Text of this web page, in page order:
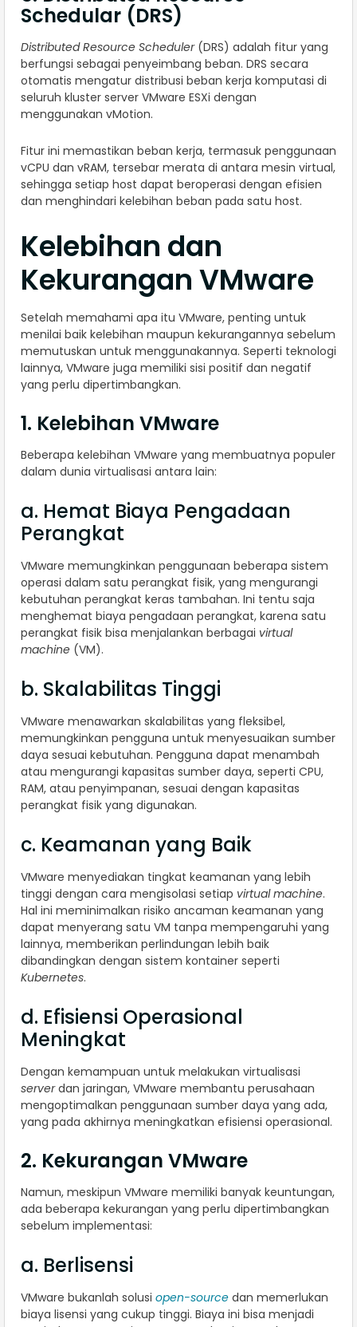
Schedular (DRS)
Distributed Resource Scheduler(DRS) adalah fitur yang
berfungsi sebagai penyeimbang beban. DRS secara
otomatis mengatur distribusi beban kerja komputasi di
seluruh kluster server VMware ESXi dengan
menggunakan vMotion.
Fitur ini memastikan beban kerja, termasuk penggunaan
vCPU dan vRAM, tersebar merata di antara mesin virtual,
sehingga setiap host dapat beroperasi dengan efisien
dan menghindari kelebihan beban pada satu host.
Kelebihan dan
Kekurangan VMware
Setelah memahami apa itu VMware, penting untuk
menilai baik kelebihan maupun kekurangannya sebelum
memutuskan untuk menggunakannya. Seperti teknologi
lainnya, VMware juga memiliki sisi positif dan negatif
yang perlu dipertimbangkan.
1. Kelebihan VMware
Beberapa kelebihan VMware yang membuatnya populer
dalam dunia virtualisasi antara lain:
a. Hemat Biaya Pengadaan
Perangkat
VMware memungkinkan penggunaan beberapa sistem
operasi dalam satu perangkat fisik, yang mengurangi
kebutuhan perangkat keras tambahan. Ini tentu saja
menghemat biaya pengadaan perangkat, karena satu
perangkat fisik bisa menjalankan berbagai virtual
machine (VM).
b. Skalabilitas Tinggi
VMware menawarkan skalabilitas yang fleksibel,
memungkinkan pengguna untuk menyesuaikan sumber
daya sesuai kebutuhan. Pengguna dapat menambah
atau mengurangi kapasitas sumber daya, seperti CPU,
RAM, atau penyimpanan, sesuai dengan kapasitas
perangkat fisik yang digunakan.
c. Keamanan yang Baik
VMware menyediakan tingkat keamanan yang lebih
tinggi dengan cara mengisolasi setiap virtual machine.
Hal ini meminimalkan risiko ancaman keamanan yang
dapat menyerang satu VM tanpa mempengaruhi yang
lainnya, memberikan perlindungan lebih baik
dibandingkan dengan sistem kontainer seperti
Kubernetes.
d. Efisiensi Operasional
Meningkat
Dengan kemampuan untuk melakukan virtualisasi
serverdan jaringan, VMware membantu perusahaan
mengoptimalkan penggunaan sumber daya yang ada,
yang pada akhirnya meningkatkan efisiensi operasional.
2. Kekurangan VMware
Namun, meskipun VMware memiliki banyak keuntungan,
ada beberapa kekurangan yang perlu dipertimbangkan
sebelum implementasi:
a. Berlisensi
VMware bukanlah solusi open-source dan memerlukan
biaya lisensi yang cukup tinggi. Biaya ini bisa menjadi